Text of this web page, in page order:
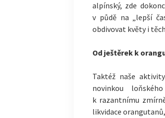
alpínský, zde
v půdě na „lepší
obdivovat květy i
Od ještěrek k
Taktéž naše
novinkou
k razantnímu
likvidace